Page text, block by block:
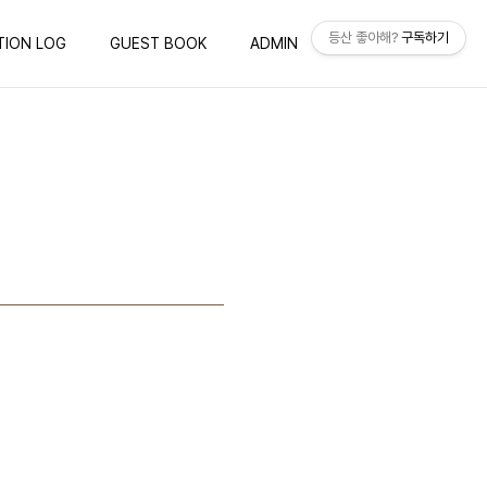
LOG GUEST BOOK ADMIN WRITE
등산 좋아해? 구독하기